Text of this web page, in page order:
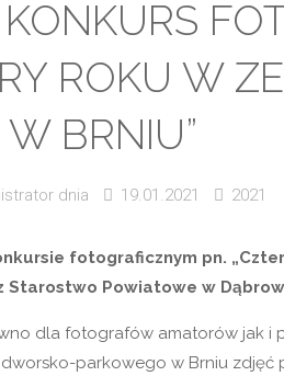
ROKU W
BRNIU”
dnia 19.01.2021 2021
fotograficznym pn.
Starostwo Powiatowe w
dla fotografów amatorów jak i
parkowego w Brniu